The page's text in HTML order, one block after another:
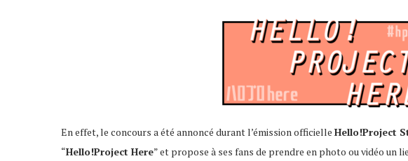
En effet, le concours a été annoncé durant l’émission officielle Hello!Project
“Hello!Project Here” et propose à ses fans de prendre en photo ou vidéo un